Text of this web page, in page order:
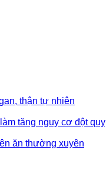
thận tự nhiên
tăng nguy cơ đột quỵ
ăn thường xuyên